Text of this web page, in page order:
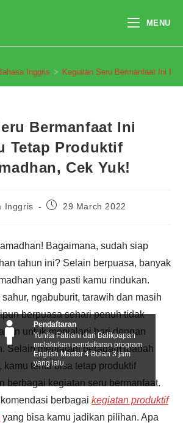
MENU
Inggris > Kegiatan Seru Bermanfaat Ini
Bermanfaat Ini
Tetap Produktif
Cek Yuk!
Inggris
Post29 March 2022
Bagaimana, sudah siap
tahun ini? Selain berpuasa, banyak
yang pasti kamu rindukan.
ngabuburit, tarawih dan masih
berpuasa sehari penuh tidak
untuk menjalani hari dengan
Selain menjalani beragam ibadah
kamu tentu bisa tetap produktif
berbagai kegiatan seru bermanfaat.
berbagai kegiatan produktif
yang bisa kamu jadikan pilihan. Apa
Pendaftaran
Yunita Fatriani dari Balikpapan
melakukan pendaftaran program
English Master 4 Bulan 3 jam
yang lalu.